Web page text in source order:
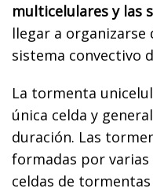
multicelulares y las
llegar a organizarse
sistema convectivo
La tormenta
única celda y
duración. Las
formadas por varias
celdas de